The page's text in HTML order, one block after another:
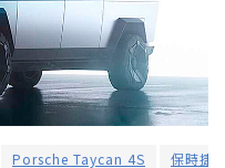
Porsche Taycan 4S 保時捷